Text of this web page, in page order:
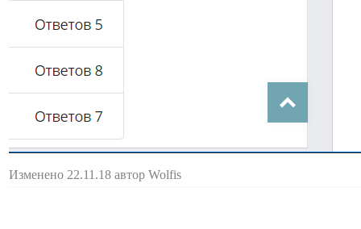
Изменено 22.11.18 автор Wolfis